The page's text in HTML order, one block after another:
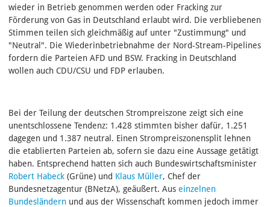
wieder in Betrieb genommen werden oder Fracking zur
Förderung von Gas in Deutschland erlaubt wird. Die verbliebenen
Stimmen teilen sich gleichmäßig auf unter "Zustimmung" und
"Neutral". Die Wiederinbetriebnahme der Nord-Stream-Pipelines
fordern die Parteien AFD und BSW. Fracking in Deutschland
wollen auch CDU/CSU und FDP erlauben.
Bei der Teilung der deutschen Strompreiszone zeigt sich eine
unentschlossene Tendenz: 1.428 stimmten bisher dafür, 1.251
dagegen und 1.387 neutral. Einen Strompreiszonensplit lehnen
die etablierten Parteien ab, sofern sie dazu eine Aussage getätigt
haben. Entsprechend hatten sich auch Bundeswirtschaftsminister
Robert Habeck (Grüne) und Klaus Müller, Chef der
Bundesnetzagentur (BNetzA), geäußert. Aus einzelnen
Bundesländern und aus der Wissenschaft kommen jedoch immer